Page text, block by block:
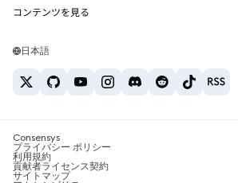
Web3サービス
サポート
キャリア
お問い合わせ
Tetherの価格
USDT→INR
BTC→INR
ETH→USDT
ETHの購入
USDTの購入
SHIBの購入
BNBの購入
コンテンツを見る
Solanaウォレット
税制関連ニュース
暗号資産の購入方法は？
日本語
Consensys
プライバシー ポリシー
利用規約
貢献者ライセンス契約
サイトマップ